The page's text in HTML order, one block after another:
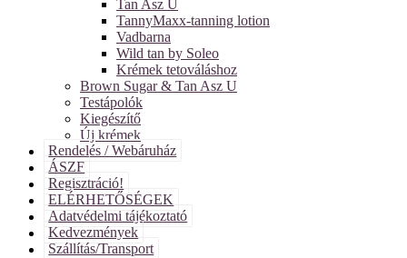
Tan Asz U
TannyMaxx-tanning lotion
Vadbarna
Wild tan by Soleo
Krémek tetováláshoz
Brown Sugar & Tan Asz U
Testápolók
Kiegészítő
Új krémek
Rendelés / Webáruház
ÁSZF
Regisztráció!
ELÉRHETŐSÉGEK
Adatvédelmi tájékoztató
Kedvezmények
Szállítás/Transport